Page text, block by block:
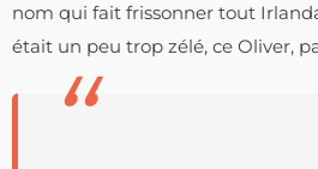
nom qui fait frissonner tout
était un peu trop zélé, ce Oliver,